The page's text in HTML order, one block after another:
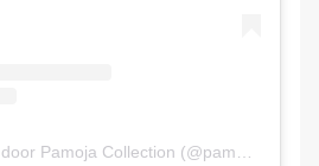
Een bericht gedeeld door Pamoja Collection (@pamojacollection)